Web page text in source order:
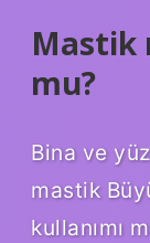
Mastik
mu?
Bina ve
mastik
kullanımı